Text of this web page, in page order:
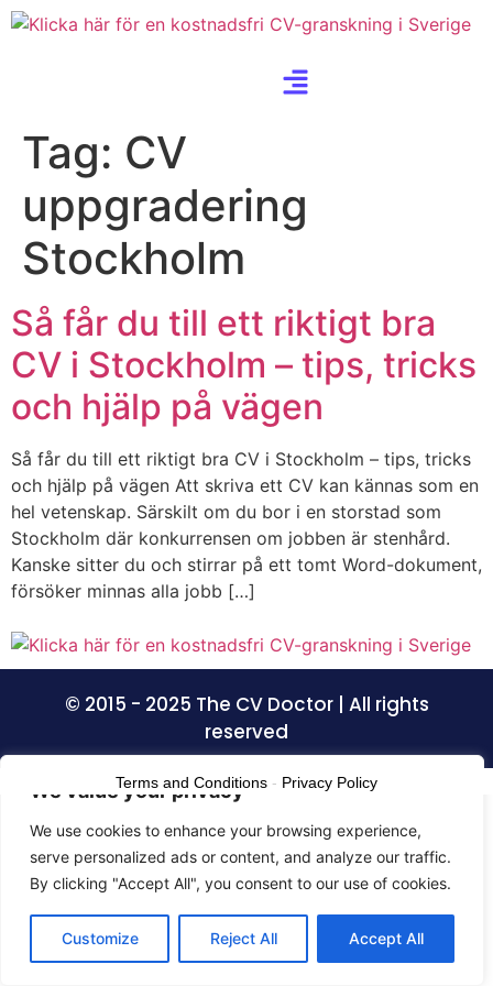
We value your privacy
We use cookies to enhance your browsing experience,
serve personalized ads or content, and analyze our traffic.
By clicking "Accept All", you consent to our use of cookies.
Customize Reject All Accept All
Tag: CV
uppgradering
Stockholm
Så får du till ett riktigt bra
CV i Stockholm – tips, tricks
och hjälp på vägen
Så får du till ett riktigt bra CV i Stockholm – tips, tricks
och hjälp på vägen Att skriva ett CV kan kännas som en
hel vetenskap. Särskilt om du bor i en storstad som
Stockholm där konkurrensen om jobben är stenhård.
Kanske sitter du och stirrar på ett tomt Word-dokument,
försöker minnas alla jobb […]
© 2015 - 2025 The CV Doctor | All rights
reserved
Terms and Conditions - Privacy Policy